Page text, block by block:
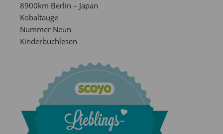
8900km Berlin – Japan
Kobaltauge
Nummer Neun
Kinderbuchlesen